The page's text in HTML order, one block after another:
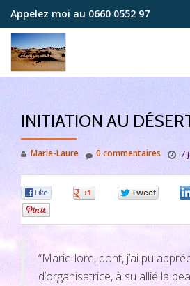
Aller
contenu
Appelez moi au 0660 0552 97
INITIATION AU
Marie-Laure 7
0 commentaires
“Marie-lore, dont, j’ai pu
d’organisatrice, à su allié la